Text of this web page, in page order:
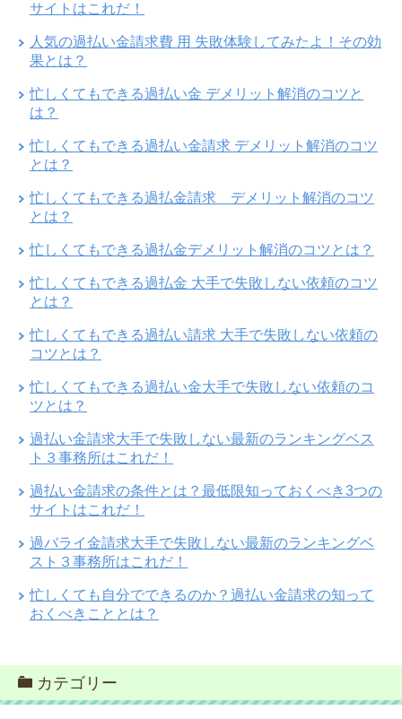
サイトはこれだ！
人気の過払い金請求費 用 失敗体験してみたよ！その効
果とは？
忙しくてもできる過払い金 デメリット解消のコツと
は？
忙しくてもできる過払い金請求 デメリット解消のコツ
とは？
忙しくてもできる過払金請求 デメリット解消のコツ
とは？
忙しくてもできる過払金デメリット解消のコツとは？
忙しくてもできる過払金 大手で失敗しない依頼のコツ
とは？
忙しくてもできる過払い請求 大手で失敗しない依頼の
コツとは？
忙しくてもできる過払い金大手で失敗しない依頼のコ
ツとは？
過払い金請求大手で失敗しない最新のランキングベス
ト３事務所はこれだ！
過払い金請求の条件とは？最低限知っておくべき3つの
サイトはこれだ！
過バライ金請求大手で失敗しない最新のランキングベ
スト３事務所はこれだ！
忙しくても自分でできるのか？過払い金請求の知って
おくべきこととは？
カテゴリー